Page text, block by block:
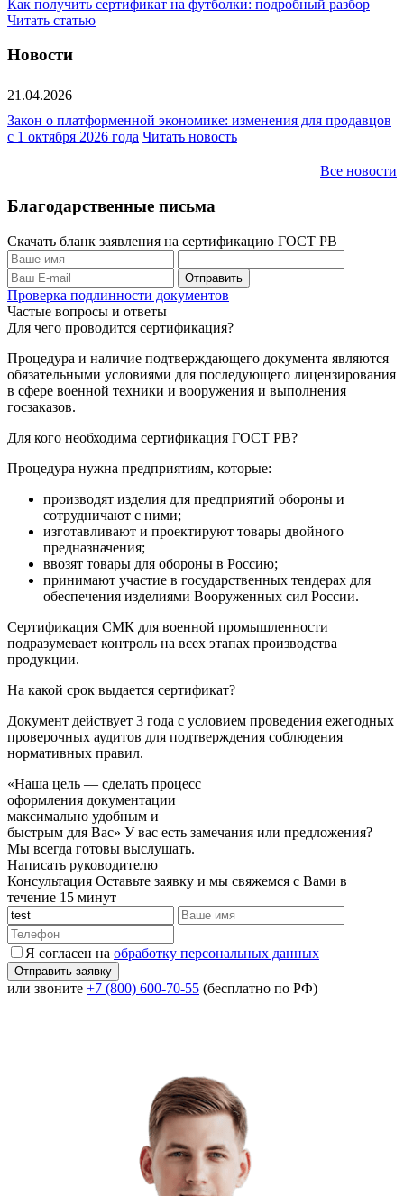
Как получить сертификат на футболки: подробный разбор
Читать статью
Новости
21.04.2026
Закон о платформенной экономике: изменения для продавцов
с 1 октября 2026 года Читать новость
Все новости
Благодарственные письма
Скачать бланк заявления на сертификацию ГОСТ РВ
Проверка подлинности документов
Частые вопросы и ответы
Для чего проводится сертификация?
Процедура и наличие подтверждающего документа являются
обязательными условиями для последующего лицензирования
в сфере военной техники и вооружения и выполнения
госзаказов.
Для кого необходима сертификация ГОСТ РВ?
Процедура нужна предприятиям, которые:
производят изделия для предприятий обороны и
сотрудничают с ними;
изготавливают и проектируют товары двойного
предназначения;
ввозят товары для обороны в Россию;
принимают участие в государственных тендерах для
обеспечения изделиями Вооруженных сил России.
Сертификация СМК для военной промышленности
подразумевает контроль на всех этапах производства
продукции.
На какой срок выдается сертификат?
Документ действует 3 года с условием проведения ежегодных
проверочных аудитов для подтверждения соблюдения
нормативных правил.
«Наша цель — сделать процесс
оформления документации
максимально удобным и
быстрым для Вас» У вас есть замечания или предложения?
Мы всегда готовы выслушать.
Написать руководителю
Консультация Оставьте заявку и мы свяжемся с Вами в
течение 15 минут
Я согласен на обработку персональных данных
или звоните +7 (800) 600-70-55 (бесплатно по РФ)